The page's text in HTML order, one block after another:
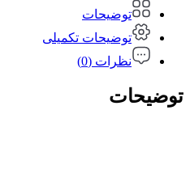
توضیحات
توضیحات تکمیلی
نظرات (0)
توضیحات